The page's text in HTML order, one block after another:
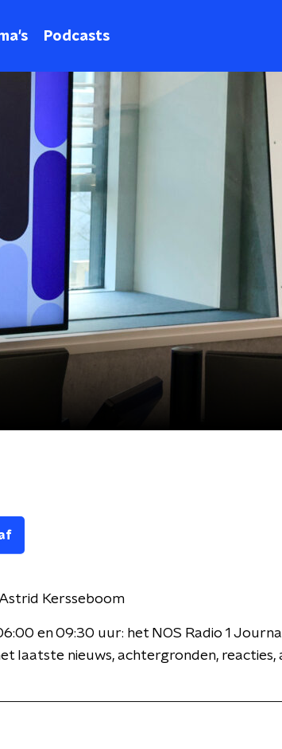
Podcasts
Kersseboom
en 09:30 uur: het NOS Radio 1
laatste nieuws, achtergronden, reacties,